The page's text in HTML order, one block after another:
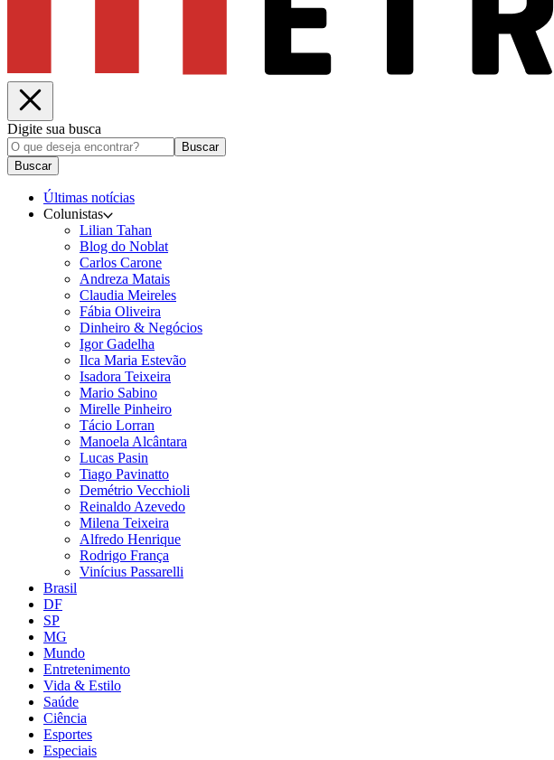
Digite sua busca
Buscar
Buscar
Últimas notícias
Colunistas
Lilian Tahan
Blog do Noblat
Carlos Carone
Andreza Matais
Claudia Meireles
Fábia Oliveira
Dinheiro & Negócios
Igor Gadelha
Ilca Maria Estevão
Isadora Teixeira
Mario Sabino
Mirelle Pinheiro
Tácio Lorran
Manoela Alcântara
Lucas Pasin
Tiago Pavinatto
Demétrio Vecchioli
Reinaldo Azevedo
Milena Teixeira
Alfredo Henrique
Rodrigo França
Vinícius Passarelli
Brasil
DF
SP
MG
Mundo
Entretenimento
Vida & Estilo
Saúde
Ciência
Esportes
Especiais